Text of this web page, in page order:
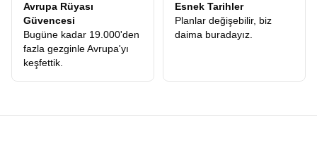
Avrupa Rüyası
Güvencesi
Bugüne kadar 19.000'den
fazla gezginle Avrupa'yı
keşfettik.
Esnek Tarihler
Planlar değişebilir, biz
daima buradayız.